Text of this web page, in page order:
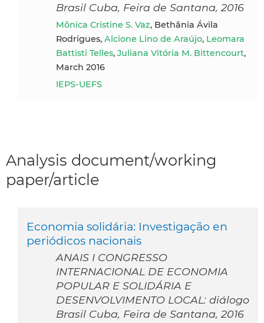
Brasil Cuba, Feira de Santana, 2016
Mônica Cristine S. Vaz, Bethânia Ávila
Rodrigues, Alcione Lino de Araújo, Leomara
Battisti Telles, Juliana Vitória M. Bittencourt,
March 2016
IEPS-UEFS
Analysis document/working
paper/article
Economia solidária: Investigação en
periódicos nacionais
ANAIS I CONGRESSO
INTERNACIONAL DE ECONOMIA
POPULAR E SOLIDÁRIA E
DESENVOLVIMENTO LOCAL: diálogo
Brasil Cuba, Feira de Santana, 2016